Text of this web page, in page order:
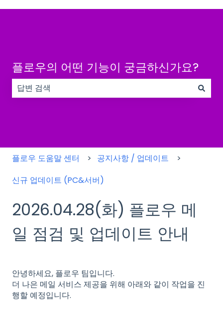
플로우의 어떤 기능이 궁금하신가요?
플로우 도움말 센터
공지사항 / 업데이트
신규 업데이트 (PC&서버)
2026.04.28(화) 플로우 메
일 점검 및 업데이트 안내
안녕하세요, 플로우 팀입니다.
더 나은 메일 서비스 제공을 위해 아래와 같이 작업을 진
행할 예정입니다.